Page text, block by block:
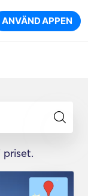
ANVÄND APPEN